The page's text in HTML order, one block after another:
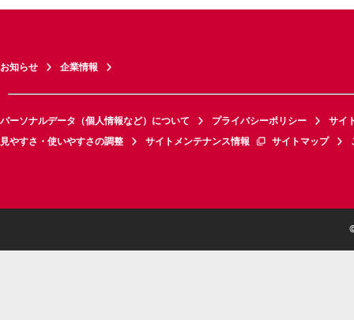
お知らせ 企業情報
パーソナルデータ（個人情報など）について プライバシーポリシー
サイ
見やすさ・使いやすさの調整
サイトメンテナンス情報 サイトマップ